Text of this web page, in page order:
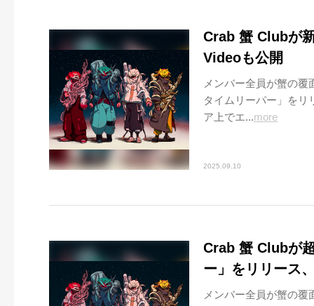
Crab 蟹 Clubが
Videoも公開
メンバー全員が蟹の
タイムリーパー」をリ
ア上でエ...more
2025.09.10
Crab 蟹 Clubが
ー」をリリース
メンバー全員が蟹の